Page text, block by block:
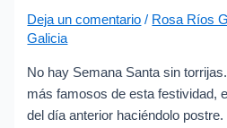
Deja un comentario / Rosa Ríos
Galicia
No hay Semana Santa sin
más famosos de esta festividad,
del día anterior haciéndolo